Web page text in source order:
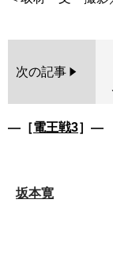
次の記事
―［電王戦3］―
坂本寛